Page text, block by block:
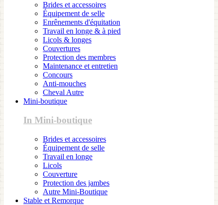
Brides et accessoires
Équipement de selle
Enrênements d'équitation
Travail en longe & à pied
Licols & longes
Couvertures
Protection des membres
Maintenance et entretien
Concours
Anti-mouches
Cheval Autre
Mini-boutique
In Mini-boutique
Brides et accessoires
Équipement de selle
Travail en longe
Licols
Couverture
Protection des jambes
Autre Mini-Boutique
Stable et Remorque